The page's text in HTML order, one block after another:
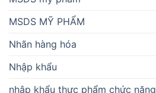
MSDS MỸ PHẨM
Nhãn hàng hóa
Nhập khẩu
nhập khẩu thực phẩm chức năng